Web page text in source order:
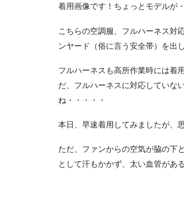
着用画像です！ちょっとモデルが
こちらの空調服、フルハーネス対
ンヤード（俗に言う安全帯）を出
フルハーネスも高所作業時には着
だ、フルハーネスに対応していな
ね・・・・・
本日、早速着用してみましたが、
ただ、ファンからの空気が脇の下
として汗もかかず、太い血管があ